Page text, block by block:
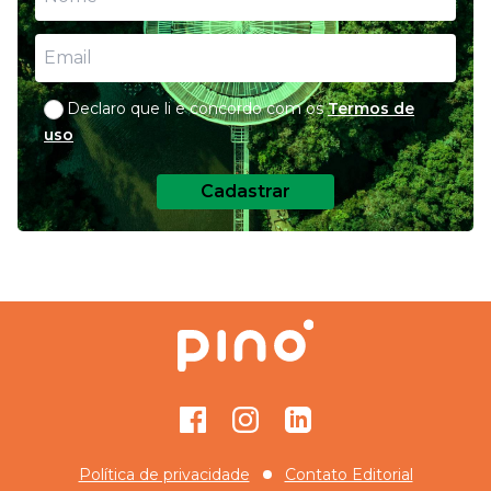
Declaro que li e concordo com os Termos de
uso
Cadastrar
FacebookInstagramGitHub
Política de privacidade Contato Editorial